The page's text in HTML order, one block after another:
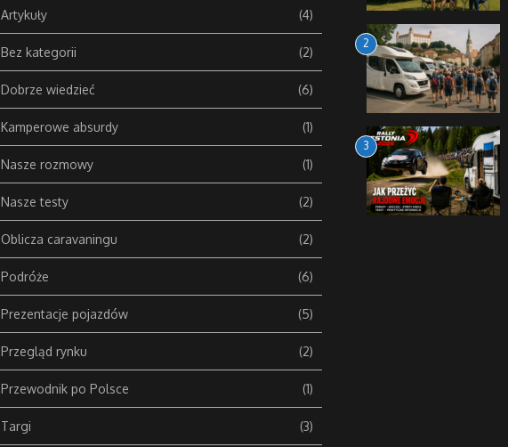
Artykuły (4)
Bez kategorii (2)
Dobrze wiedzieć (6)
Kamperowe absurdy (1)
Nasze rozmowy (1)
Nasze testy (2)
Oblicza caravaningu (2)
Podróże (6)
Prezentacje pojazdów (5)
Przegląd rynku (2)
Przewodnik po Polsce (1)
Targi (3)
2
3